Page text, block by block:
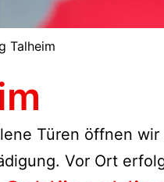
Talheim
Türen öffnen wir
Vor Ort